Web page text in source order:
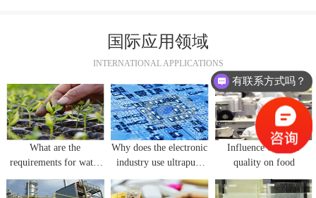
国际应用领域
INTERNATIONAL APPLICATIONS
What are the
requirements for water
quality in flower
seedling cultivation?
Why does the electronic
industry use ultrapure
water equipment?
Influence of water
quality on food
我想咨询软化水设备？